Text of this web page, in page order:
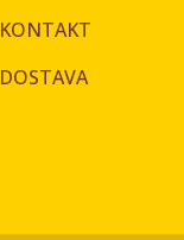
KONTAKT
DOSTAVA